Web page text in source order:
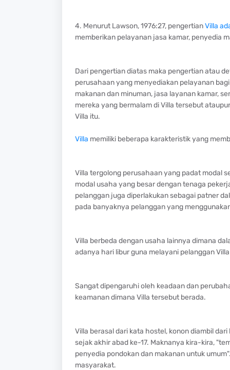
4. Menurut Lawson, 1976:27, pengertianVilla
memberikan pelayanan jasa kamar, penyedia
Dari pengertian diatas maka pengertian atau
perusahaan yang menyediakan pelayanan
makanan dan minuman, jasa layanan kamar,
mereka yang bermalam di Villa tersebut
Villa itu.
Villa memiliki beberapa karakteristik yang
Villa tergolong perusahaan yang padat modal
modal usaha yang besar dengan tenaga
pelanggan juga diperlakukan sebagai patner
pada banyaknya pelanggan yang
Villa berbeda dengan usaha lainnya dimana
adanya hari libur guna melayani pelanggan
Sangat dipengaruhi oleh keadaan dan
keamanan dimana Villa tersebut berada.
Villa berasal dari kata hostel, konon diambil
sejak akhir abad ke-17. Maknanya kira-kira,
penyedia pondokan dan makanan untuk
masyarakat.